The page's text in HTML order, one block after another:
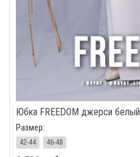
Юбка FREEDOM джерси белый
Размер:
42-44 46-48